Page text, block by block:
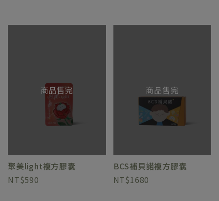
商品售完
聚美light複方膠囊
590
商品售完
BCS補貝諾複方膠囊
1680